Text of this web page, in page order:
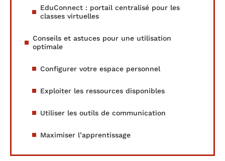
EduConnect : portail centralisé pour les
classes virtuelles
Conseils et astuces pour une utilisation
optimale
Configurer votre espace personnel
Exploiter les ressources disponibles
Utiliser les outils de communication
Maximiser l’apprentissage